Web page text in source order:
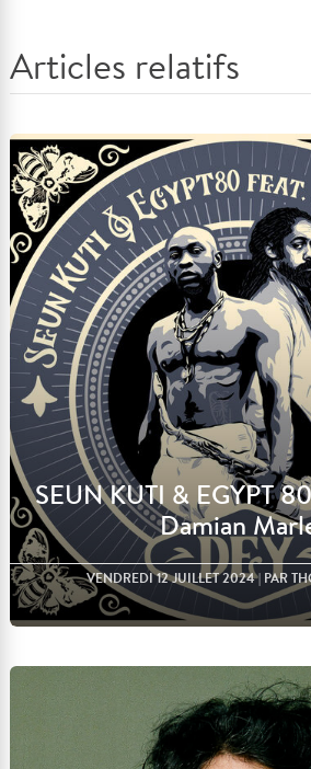
Articles relatifs
SEUN KUTI & EGYPT
Damian
VENDREDI 12 JUILLET 2024| PAR